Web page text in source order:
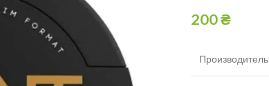
200₴
Производитель